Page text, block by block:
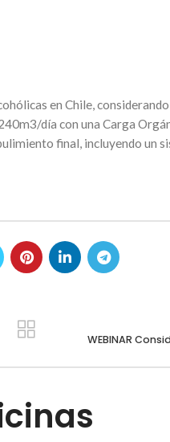
en Chile,
día con una Carga
final, incluyendo un
WEBINAR